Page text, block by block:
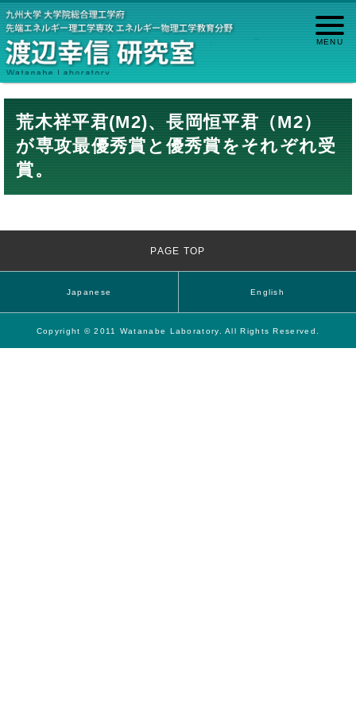
荒木祥平君(M2)、長岡恒平君（M2）
が専攻最優秀賞と優秀賞をそれぞれ受
賞。
PAGE TOP
Japanese English
Copyright © 2011 Watanabe Laboratory. All Rights Reserved.